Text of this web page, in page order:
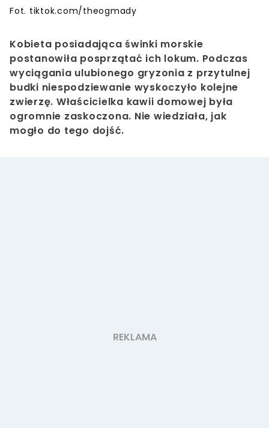
Fot. tiktok.com/theogmady
Kobieta posiadająca świnki morskie
postanowiła posprzątać ich lokum. Podczas
wyciągania ulubionego gryzonia z przytulnej
budki niespodziewanie wyskoczyło kolejne
zwierzę. Właścicielka kawii domowej była
ogromnie zaskoczona. Nie wiedziała, jak
mogło do tego dojść.